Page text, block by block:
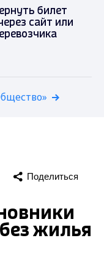
билет
сайт или
Поделиться
жилья